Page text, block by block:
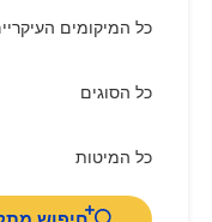
כל המיקומים
כל הסוגים
כל המיטות